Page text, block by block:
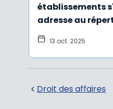
établissements
adresse au
13 oct. 2025
Droit des affaires